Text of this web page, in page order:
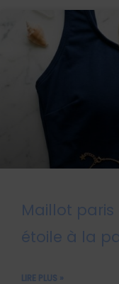
Maillot paris
étoile à la
LIRE PLUS »